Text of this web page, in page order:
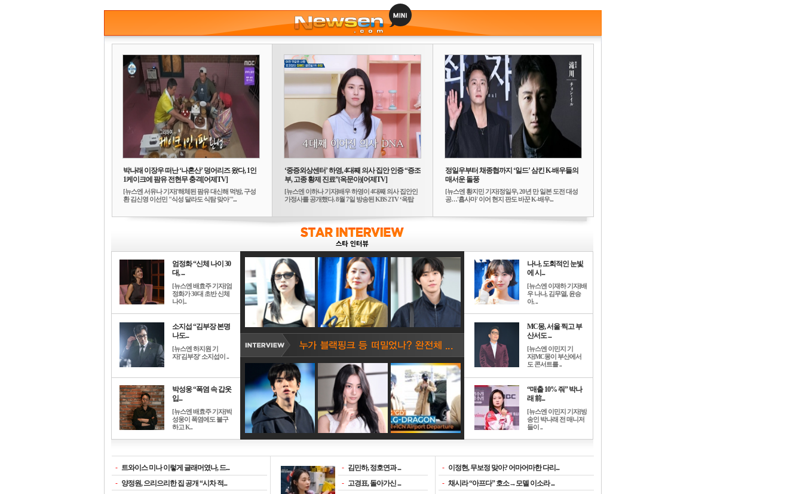
박나래 이장우 떠난 ‘나혼산’ 덩어리즈 왔다, 1인
1케이크에 팜유 전현무 충격[어제TV]
[뉴스엔 서유나 기자]'해체된 팜유 대신해 먹방, 구성
환 김신영 이선민 "식성 달라도 식탐 맞아"'...
‘중증외상센터’ 하영, 4대째 의사 집안 인증 “증조
부, 고종 황제 진료”(옥문아)[어제TV]
[뉴스엔 이하나 기자]배우 하영이 4대째 의사 집안인
가정사를 공개했다. 8월 7일 방송된 KBS 2TV ‘옥탑
정일우부터 채종협까지 ‘일드’ 삼킨 K-배우들의
매서운 돌풍
[뉴스엔 황지민 기자]정일우, 20년 만 일본 도전 대성
공…'횹사마' 이어 현지 판도 바꾼 K-배우...
엄정화 “신체 나이 30
대, ...
[뉴스엔 배효주 기자]엄
정화가 30대 초반 신체
나이..
소지섭 “김부장 본명
나도...
[뉴스엔 하지원 기
자]'김부장' 소지섭이 ..
박성웅 “폭염 속 갑옷
입...
[뉴스엔 배효주 기자]박
성웅이 폭염에도 불구
하고 K..
나나, 도회적인 눈빛
에 시...
[뉴스엔 이재하 기자]배
우 나나, 김무열, 윤승
아, ..
MC몽, 서울 찍고 부
산서도 ...
[뉴스엔 이민지 기
자]MC몽이 부산에서
도 콘서트를 ..
“매출 10% 줘” 박나
래 前...
[뉴스엔 이민지 기자]방
송인 박나래 전 매니저
들이 ..
- 트와이스 미나 이렇게 글래머였나, 드...
- 양정원, 으리으리한 집 공개 “시차 적...
- 김민하, 정호연과 ...
- 고경표, 돌아가신 ...
- 이정현, 무보정 맞아? 어마어마한 다리...
- 채시라 “아프다” 호소→모델 이소라 ...